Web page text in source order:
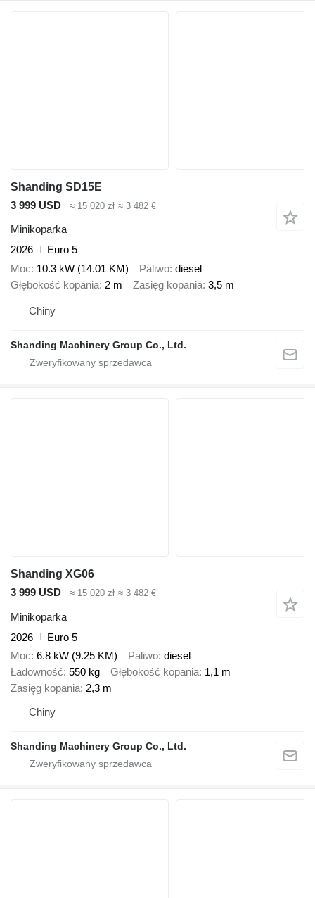
Shanding SD15E
3 999 USD
≈ 15 020 zł ≈ 3 482 €
Minikoparka
2026
Euro 5
Moc 10.3 kW (14.01 KM) Paliwo diesel
Głębokość kopania 2 m Zasięg kopania 3,5 m
Chiny
Shanding Machinery Group Co., Ltd.
Shanding XG06
3 999 USD
≈ 15 020 zł ≈ 3 482 €
Minikoparka
2026
Euro 5
Moc 6.8 kW (9.25 KM) Paliwo diesel
Ładowność 550 kg Głębokość kopania 1,1 m
Zasięg kopania 2,3 m
Chiny
Shanding Machinery Group Co., Ltd.